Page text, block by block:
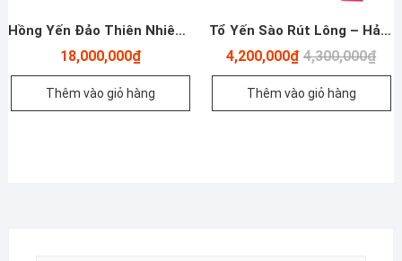
Hồng Yến Đảo Thiên Nhiên Khánh Hòa – 100g
18,000,000₫
Thêm vào giỏ hàng
Tổ Yến Sào Rút Lông – Hảo Hạng – 100g
4,300,000₫Giá
4,200,000₫
Giá
Thêm vào giỏ hàng